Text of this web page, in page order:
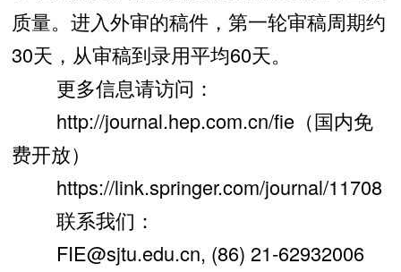
质量。进入外审的稿件，第一轮审稿周期约
30天，从审稿到录用平均60天。
更多信息请访问：
http://journal.hep.com.cn/fie（国内免
费开放）
https://link.springer.com/journal/11708
联系我们：
FIE@sjtu.edu.cn, (86) 21-62932006